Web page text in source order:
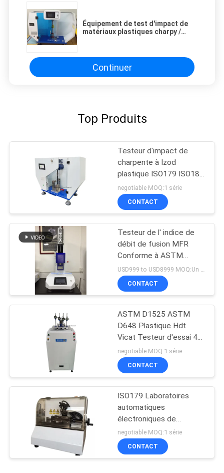
Équipement de test d'impact de
matériaux plastiques charpy /
Continuer
Top Produits
Testeur d'impact de
charpente à Izod
plastique ISO179 ISO180
ASTM D256
negotiable MOQ:1 série
CONTACT
Testeur de l' indice de
débit de fusion MFR
Conforme à ASTM
D1238 et ISO 1133,
Équipement d'essai des
plastiques
CONTACT
ASTM D1525 ASTM
D648 Plastique Hdt
Vicat Testeur d'essai 4
échantillons racks
Machine d'essai
plastique
negotiable MOQ:1 série
CONTACT
ISO179 Laboratoires
automatiques
électroniques de
notation d'échantillons
negotiable MOQ:1 série
CONTACT